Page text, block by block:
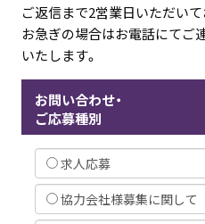
ご返信まで2営業日いただいて
お急ぎの場合はお電話にてご
いたします。
お問い合わせ・
ご応募種別
求人応募
協力会社様募集に関して